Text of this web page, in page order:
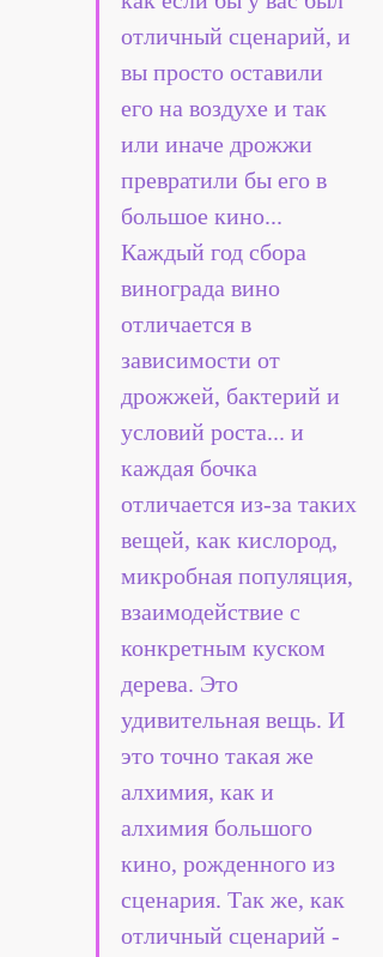
отличный сценарий, и
вы просто оставили
его на воздухе и так
или иначе дрожжи
превратили бы его в
большое кино...
Каждый год сбора
винограда вино
отличается в
зависимости от
дрожжей, бактерий и
условий роста... и
каждая бочка
отличается из-за таких
вещей, как кислород,
микробная популяция,
взаимодействие с
конкретным куском
дерева. Это
удивительная вещь. И
это точно такая же
алхимия, как и
алхимия большого
кино, рожденного из
сценария. Так же, как
отличный сценарий -